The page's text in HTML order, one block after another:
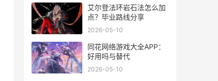
艾尔登法环岩石法怎么加
点？毕业路线分享
2026-05-10
同花网络游戏大全APP：
好用吗与替代
2026-05-10